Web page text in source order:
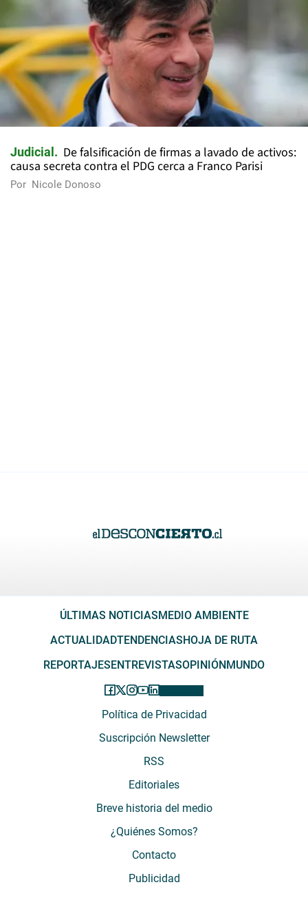
Judicial
De falsificación de firmas a lavado de activos:
causa secreta contra el PDG cerca a Franco Parisi
Por Nicole Donoso
ÚLTIMAS NOTICIASMEDIO AMBIENTE
ACTUALIDADTENDENCIASHOJA DE RUTA
REPORTAJESENTREVISTASOPINIÓNMUNDO
Política de Privacidad
Suscripción Newsletter
RSS
Editoriales
Breve historia del medio
¿Quiénes Somos?
Contacto
Publicidad